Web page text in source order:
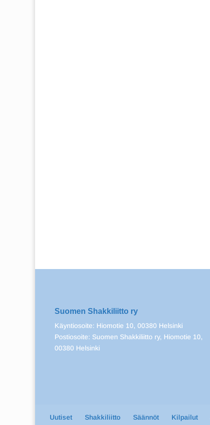
Suomen Shakkiliitto ry
Käyntiosoite: Hiomotie 10, 00380 Helsinki
Postiosoite: Suomen Shakkiliitto ry, Hiomotie 10,
00380 Helsinki
Uutiset Shakkiliitto Säännöt Kilpailut